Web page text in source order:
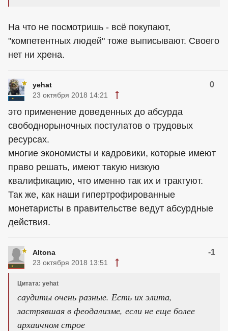
На что не посмотришь - всё покупают,
"компетентных людей" тоже выписывают. Своего
нет ни хрена.
yehat 0
23 октября 2018 14:21
это применение доведенных до абсурда
свободнорыночных постулатов о трудовых
ресурсах.
многие экономисты и кадровики, которые имеют
право решать, имеют такую низкую
квалификацию, что именно так их и трактуют.
Так же, как наши гипертрофированные
монетаристы в правительстве ведут абсурдные
действия.
Altona -1
23 октября 2018 13:51
Цитата: yehat
саудиты очень разные. Есть их элита,
застрявшая в феодализме, если не еще более
архаичном строе